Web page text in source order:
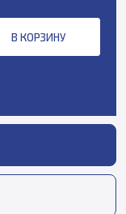
В КОРЗИНУ